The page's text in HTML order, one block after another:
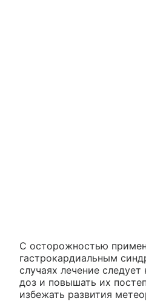
С осторожностью
гастрокардиальным
случаях лечение следует
доз и повышать их
избежать развития